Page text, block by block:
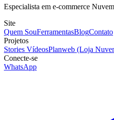
Especialista em e-commerce
Site
Quem SouFerramentasBlogContato
Projetos
Stories VídeosPlanweb (Loja
Conecte-se
WhatsApp